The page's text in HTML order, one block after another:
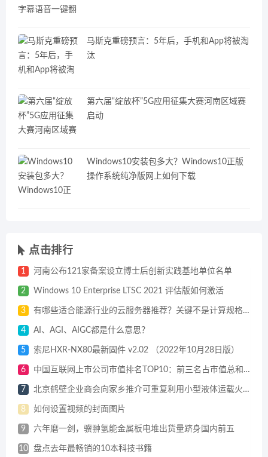
马斯克重磅预言：5年后，手机和App将被淘
汰
第六届“绽放杯”5G应用征集大赛河南区域赛
启动
Windows10安装包多大？Windows10正版
操作系统纯净版网上如何下载
点击排行
1 河南公布121家备案设立博士后创新实践基地单位名单
2 Windows 10 Enterprise LTSC 2021 评估版如何激活
3 有哪些适合能源行业的云服务器推荐？关键不是计算规格，而是能否托住能源全链路的数据、模型与安全需求
4 AI、AGI、AIGC都是什么意思？
5 索尼HXR-NX80最新固件 v2.02 （2022年10月28日版）
6 中国互联网上市公司市值排名TOP10：前三名占市值总和的近七成
7 北京鹤壁企业商会向家乡推介可重复利用小型液体运载火箭项目
8 如何设置视频的封面图片
9 六年磨一剑，骥翀氢能金属板电堆出货量跻身国内前五
10 盘点去年最畅销的10本科技书籍